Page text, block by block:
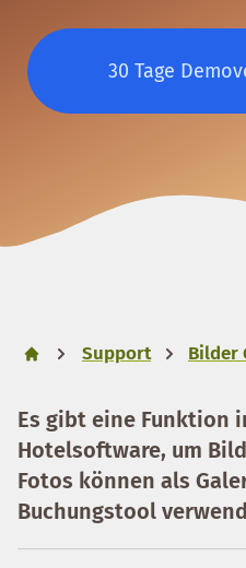
30 Tage
Support Bilder
Es gibt eine Funktion
Hotelsoftware, um
Fotos können als
Buchungstool